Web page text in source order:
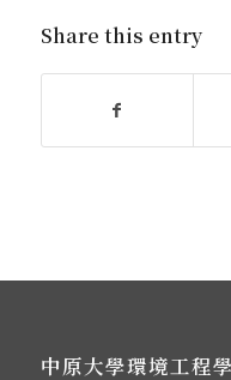
Share this entry
中原大學環境工程